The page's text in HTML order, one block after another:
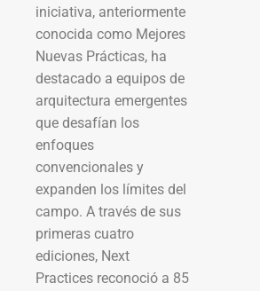
iniciativa, anteriormente
conocida como Mejores
Nuevas Prácticas, ha
destacado a equipos de
arquitectura emergentes
que desafían los
enfoques
convencionales y
expanden los límites del
campo. A través de sus
primeras cuatro
ediciones, Next
Practices reconoció a 85